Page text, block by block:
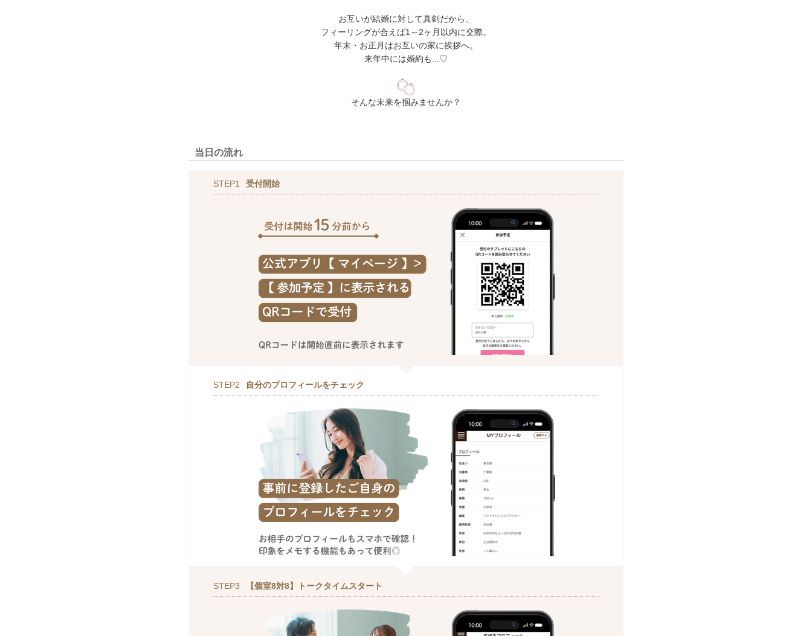
お互いが結婚に対して真剣だから、
フィーリングが合えば1～2ヶ月以内に交際。
年末・お正月はお互いの家に挨拶へ。
来年中には婚約も...♡
そんな未来を掴みませんか？
当日の流れ
STEP1 受付開始
STEP2 自分のプロフィールをチェック
STEP3 【個室8対8】トークタイムスタート